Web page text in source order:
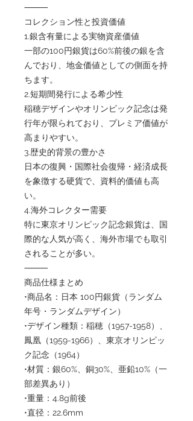
⸻
コレクション性と投資価値
1.銀含有量による実物資産価値
一部の100円銀貨は60%前後の銀を含
んでおり、地金価値としての側面を持
ちます。
2.短期間発行による希少性
稲穂デザインやオリンピック記念は発
行年が限られており、プレミア価値が
高まりやすい。
3.歴史的背景の豊かさ
日本の復興・国際社会復帰・経済成長
を象徴する硬貨で、資料的価値も高
い。
4.海外コレクター需要
特に東京オリンピック記念銀貨は、国
際的な人気が高く、海外市場でも取引
されることが多い。
⸻
商品仕様まとめ
•商品名：日本 100円銀貨（ランダム
年号・ランダムデザイン）
•デザイン種類：稲穂（1957-1958）、
鳳凰（1959-1966）、東京オリンピッ
ク記念（1964）
•材質：銀60%、銅30%、亜鉛10%（一
部差異あり）
•重量：4.8g前後
•直径：22.6mm